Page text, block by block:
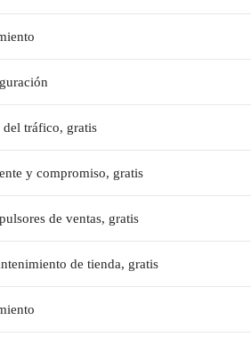
del tráfico, gratis
y compromiso, gratis
de ventas, gratis
de tienda, gratis